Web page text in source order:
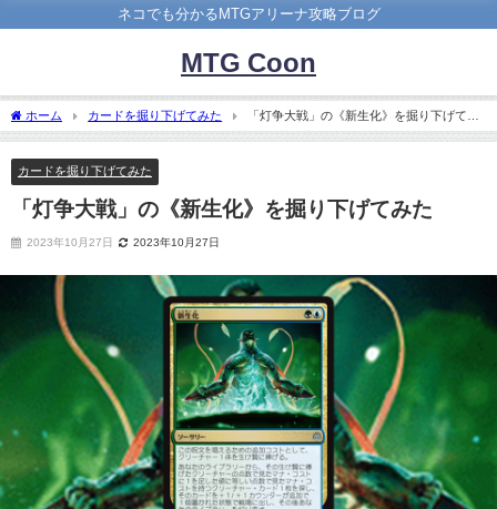
ネコでも分かるMTGアリーナ攻略ブログ
MTG Coon
ホーム カードを掘り下げてみた
「灯争大戦」の《新生化》を掘り下げてみ
た
カードを掘り下げてみた
「灯争大戦」の《新生化》を掘り下げてみた
2023年10月27日 2023年10月27日